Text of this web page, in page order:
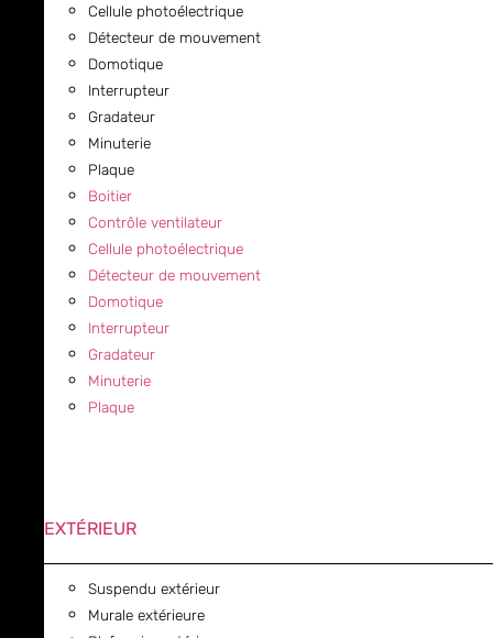
Cellule photoélectrique
Détecteur de mouvement
Domotique
Interrupteur
Gradateur
Minuterie
Plaque
Boitier
Contrôle ventilateur
Cellule photoélectrique
Détecteur de mouvement
Domotique
Interrupteur
Gradateur
Minuterie
Plaque
EXTÉRIEUR
Suspendu extérieur
Murale extérieure